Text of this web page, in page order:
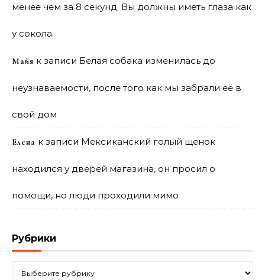
менее чем за 8 секунд. Вы должны иметь глаза как
у сокола.
Майя к записи Белая собака изменилась до
неузнаваемости, после того как мы забрали её в
свой дом
Елена к записи Мексиканский голый щенок
находился у дверей магазина, он просил о
помощи, но люди проходили мимо
Рубрики